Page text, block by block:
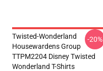
Twisted-Wonderland
Housewardens Group
TTPM2204 Disney Twisted
Wonderland T-Shirts
-20%